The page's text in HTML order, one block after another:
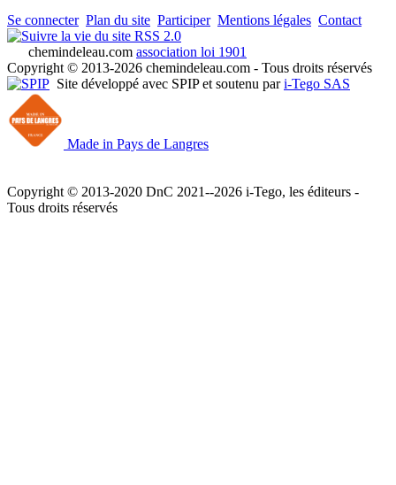
Se connecter Plan du site Participer Mentions légales Contact
RSS 2.0
chemindeleau.com association loi 1901
Copyright © 2013-2026 chemindeleau.com - Tous droits réservés
Site développé avec SPIP et soutenu pari-Tego SAS
Made in Pays de Langres
Copyright © 2013-2020 DnC 2021--2026 i-Tego, les éditeurs -
Tous droits réservés